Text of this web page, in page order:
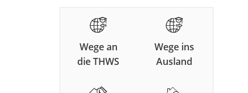
Wege an
die THWS
Wege ins
Ausland